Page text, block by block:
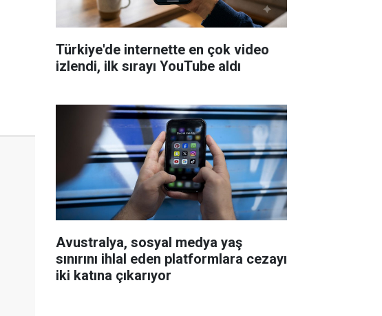
Türkiye'de internette en çok video
izlendi, ilk sırayı YouTube aldı
Avustralya, sosyal medya yaş
sınırını ihlal eden platformlara cezayı
iki katına çıkarıyor